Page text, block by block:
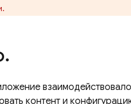
.
контент и